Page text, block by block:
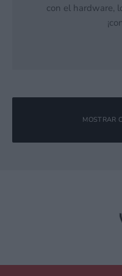
con el hardware,
MOSTRAR
Tu dirección de correo
obligatorios están marcados con